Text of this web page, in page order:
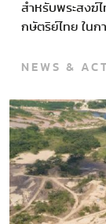
สำหรับพระสงฆ์
กษัตริย์ไทย ในก
NEWS &